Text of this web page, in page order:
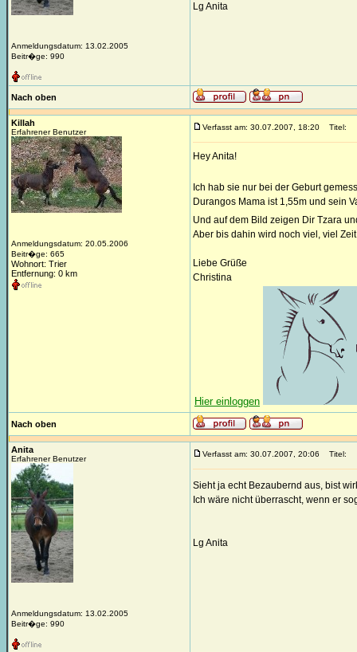
Anmeldungsdatum: 13.02.2005
Beitr�ge: 990
Lg Anita
Nach oben
Killah
Erfahrener Benutzer
Anmeldungsdatum: 20.05.2006
Beitr�ge: 665
Wohnort: Trier
Entfernung: 0 km
Verfasst am: 30.07.2007, 18:20 Titel:
Hey Anita!
Ich hab sie nur bei der Geburt
Durangos Mama ist 1,55m und sein
Und auf dem Bild zeigen Dir Tzara
Aber bis dahin wird noch viel, viel
Liebe Grüße
Christina
Hier einloggen
Nach oben
Anita
Erfahrener Benutzer
Anmeldungsdatum: 13.02.2005
Beitr�ge: 990
Verfasst am: 30.07.2007, 20:06 Titel:
Sieht ja echt Bezaubernd aus, bist
Ich wäre nicht überrascht, wenn er
Lg Anita